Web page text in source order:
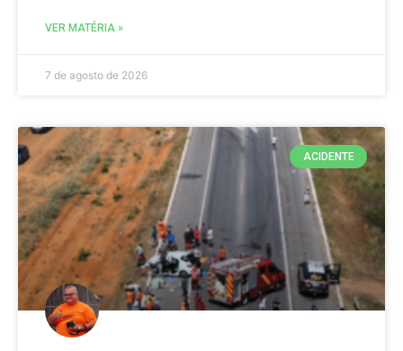
VER MATÉRIA »
7 de agosto de 2026
ACIDENTE